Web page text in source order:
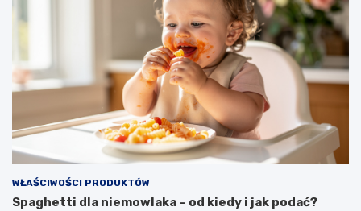
WŁAŚCIWOŚCI PRODUKTÓW
Spaghetti dla niemowlaka – od kiedy i jak podać?